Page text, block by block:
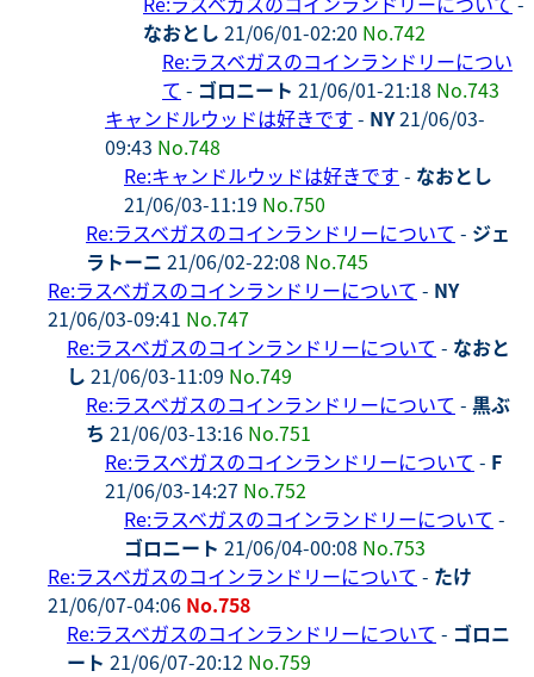
なおとし 21/06/01-02:20 No.742
Re:ラスベガスのコインランドリーについ
て - ゴロニート 21/06/01-21:18 No.743
キャンドルウッドは好きです - NY21/06/03-
09:43 No.748
Re:キャンドルウッドは好きです - なおとし
21/06/03-11:19 No.750
Re:ラスベガスのコインランドリーについて - ジェ
ラトーニ 21/06/02-22:08 No.745
Re:ラスベガスのコインランドリーについて - NY
21/06/03-09:41 No.747
Re:ラスベガスのコインランドリーについて - なおと
し 21/06/03-11:09 No.749
Re:ラスベガスのコインランドリーについて - 黒ぶ
ち 21/06/03-13:16 No.751
Re:ラスベガスのコインランドリーについて - F
21/06/03-14:27 No.752
Re:ラスベガスのコインランドリーについて -
ゴロニート 21/06/04-00:08 No.753
Re:ラスベガスのコインランドリーについて - たけ
21/06/07-04:06 No.758
Re:ラスベガスのコインランドリーについて - ゴロニ
ート 21/06/07-20:12 No.759